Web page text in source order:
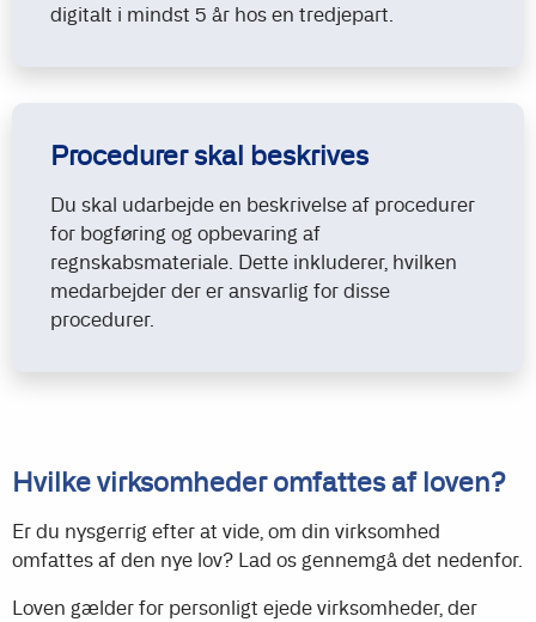
digitalt i mindst 5 år hos en tredjepart.
Procedurer skal beskrives
Du skal udarbejde en beskrivelse af procedurer
for bogføring og opbevaring af
regnskabsmateriale. Dette inkluderer, hvilken
medarbejder der er ansvarlig for disse
procedurer.
Hvilke virksomheder omfattes af loven?
Er du nysgerrig efter at vide, om din virksomhed
omfattes af den nye lov? Lad os gennemgå det nedenfor.
Loven gælder for personligt ejede virksomheder, der